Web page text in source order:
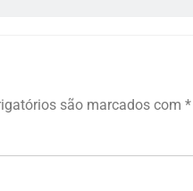
são marcados com *